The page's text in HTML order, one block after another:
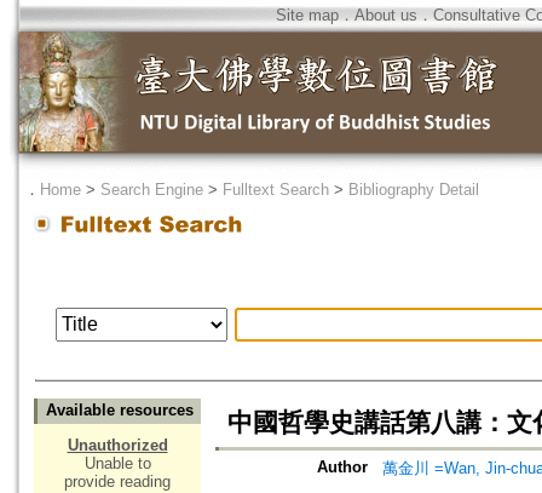
Site map．About us ． Consultative
． Home > Search Engine > Fulltext Search > Bibliography Detail
Available resources
Unauthorized
Unable to
provide reading
中國哲學史講話第八講：
Author
萬金川 =Wan, Jin-